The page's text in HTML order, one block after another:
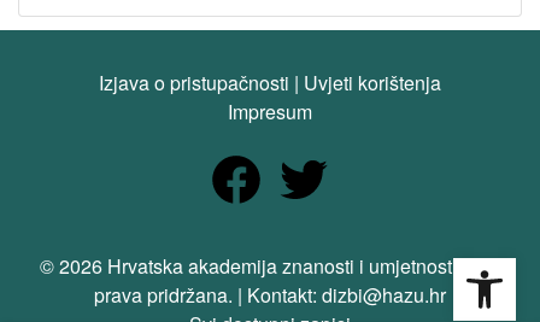
Izjava o pristupačnosti | Uvjeti korištenja
Impresum
© 2026 Hrvatska akademija znanosti i umjetnosti. Sva
prava pridržana. | Kontakt: dizbi@hazu.hr